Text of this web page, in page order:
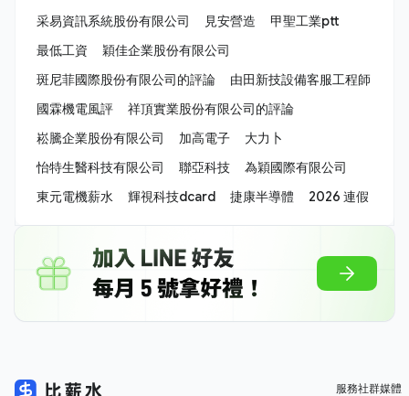
采易資訊系統股份有限公司
見安營造
甲聖工業ptt
最低工資
穎佳企業股份有限公司
斑尼菲國際股份有限公司的評論
由田新技設備客服工程師
國霖機電風評
祥頂實業股份有限公司的評論
崧騰企業股份有限公司
加高電子
大力卜
怡特生醫科技有限公司
聯亞科技
為穎國際有限公司
東元電機薪水
輝視科技dcard 捷康半導體 2026 連假
服務社群媒體